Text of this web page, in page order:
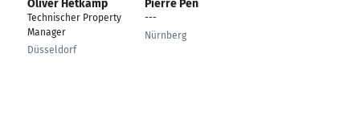
Oliver Hetkamp
Technischer Property
Manager
Düsseldorf
Pierre Pennetier
---
Nürnberg